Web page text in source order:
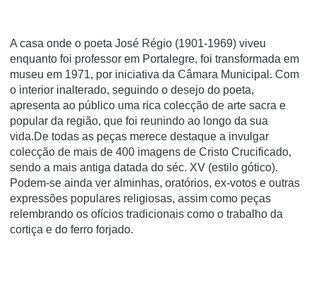
A casa onde o poeta José Régio (1901-1969) viveu
enquanto foi professor em Portalegre, foi transformada em
museu em 1971, por iniciativa da Câmara Municipal. Com
o interior inalterado, seguindo o desejo do poeta,
apresenta ao público uma rica colecção de arte sacra e
popular da região, que foi reunindo ao longo da sua
vida.De todas as peças merece destaque a invulgar
colecção de mais de 400 imagens de Cristo Crucificado,
sendo a mais antiga datada do séc. XV (estilo gótico).
Podem-se ainda ver alminhas, oratórios, ex-votos e outras
expressões populares religiosas, assim como peças
relembrando os ofícios tradicionais como o trabalho da
cortiça e do ferro forjado.